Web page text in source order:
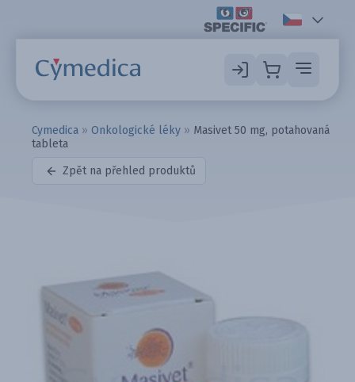
Cymedica » Onkologické léky » Masivet 50 mg, potahovaná
tableta
Zpět na přehled produktů